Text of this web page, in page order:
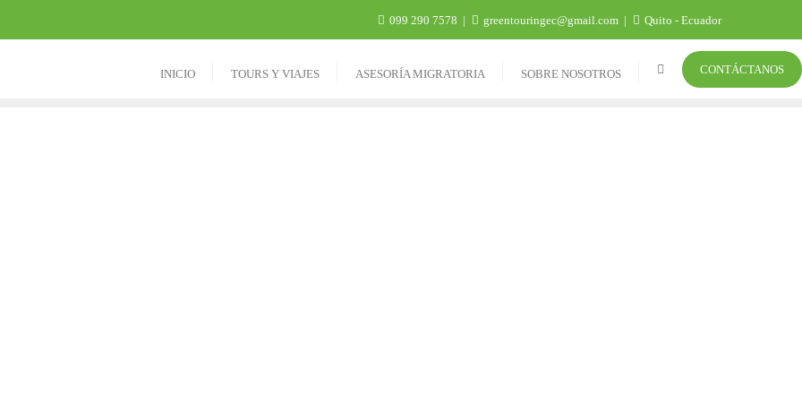
099 290 7578 greentouringec@gmail.com Quito - Ecuador
INICIO TOURS Y VIAJES ASESORÍA MIGRATORIA SOBRE NOSOTROS CONTÁCTANOS